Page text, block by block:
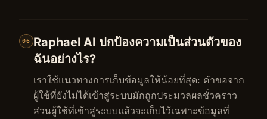
06
Raphael AI ปกป้องความเป็นส่วนตัวของ
ฉันอย่างไร?
เราใช้แนวทางการเก็บข้อมูลให้น้อยที่สุด: คำขอจาก
ผู้ใช้ที่ยังไม่ได้เข้าสู่ระบบมักถูกประมวลผลชั่วคราว
ส่วนผู้ใช้ที่เข้าสู่ระบบแล้วจะเก็บไว้เฉพาะข้อมูลที่